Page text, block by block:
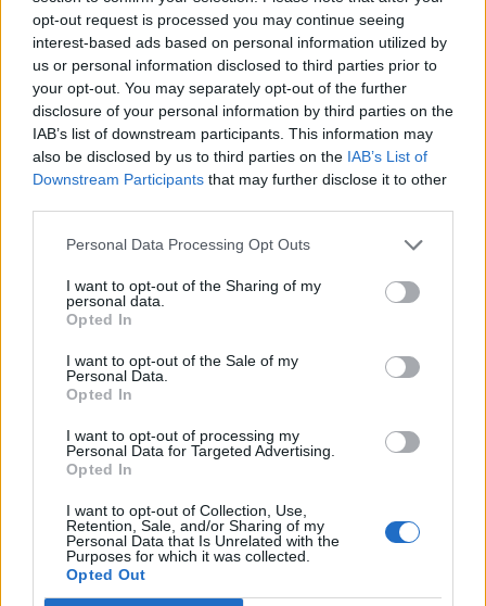
opt-out request is processed you may continue seeing
interest-based ads based on personal information utilized by
us or personal information disclosed to third parties prior to
your opt-out. You may separately opt-out of the further
disclosure of your personal information by third parties on the
IAB’s list of downstream participants. This information may
also be disclosed by us to third parties on the IAB’s List of
Downstream Participants that may further disclose it to other
Personal Data Processing Opt Outs
I want to opt-out of the Sharing of my
personal data.
Opted In
I want to opt-out of the Sale of my
Personal Data.
Opted In
I want to opt-out of processing my
Personal Data for Targeted Advertising.
Opted In
I want to opt-out of Collection, Use,
Retention, Sale, and/or Sharing of my
Personal Data that Is Unrelated with the
Purposes for which it was collected.
Opted Out
A propos Nathalie Leclerc2950 Articles
Nathalie Leclerc est une journaliste spécialisée en santé et
médecine. Mère de deux enfants, elle allie une solide
expertise journalistique à une expérience concrète de la
santé familiale et de la nutrition. Fervente adepte d’un mode
de vie sain, écologique et durable, elle s’engage depuis de
des solutions de ménage respectueuses de l’environnement.
Grâce à cette double casquette de journaliste et de maman
engagée, Nathalie propose des conseils pratiques, fiables et
accessibles, permettant à ses lecteurs de mieux naviguer
dans les enjeux de la santé moderne tout en adoptant des
habitudes plus saines et respectueuses de la planète.
SUR LE MÊME THÈME
Les bienfaits de l’huile de nigelle pour les
cheveux
24 juillet 2023